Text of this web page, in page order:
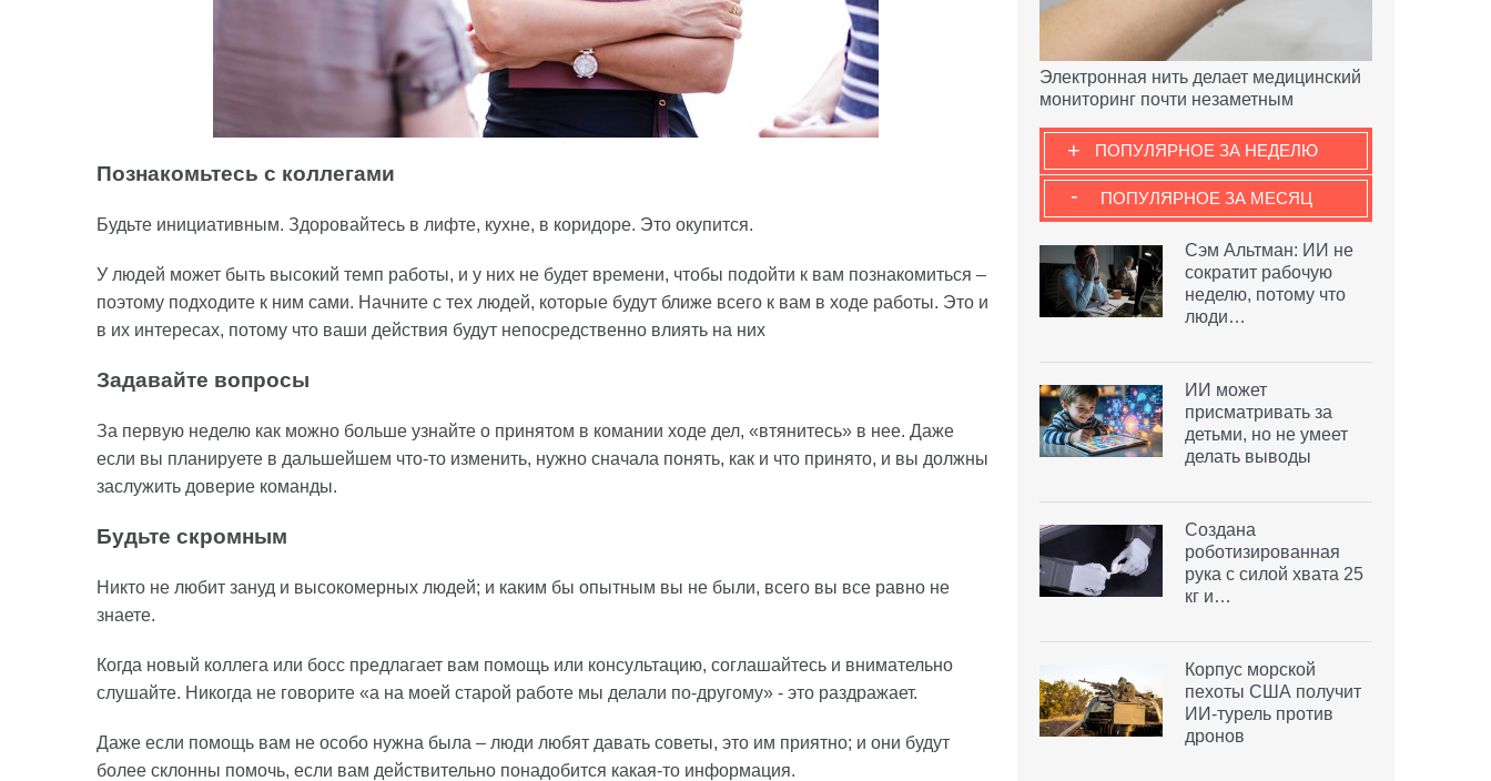
Познакомьтесь с коллегами
Будьте инициативным. Здоровайтесь в лифте, кухне, в коридоре. Это окупится.
У людей может быть высокий темп работы, и у них не будет времени, чтобы подойти к вам познакомиться –
поэтому подходите к ним сами. Начните с тех людей, которые будут ближе всего к вам в ходе работы. Это и
в их интересах, потому что ваши действия будут непосредственно влиять на них
Задавайте вопросы
За первую неделю как можно больше узнайте о принятом в комании ходе дел, «втянитесь» в нее. Даже
если вы планируете в дальшейшем что-то изменить, нужно сначала понять, как и что принято, и вы должны
заслужить доверие команды.
Будьте скромным
Никто не любит зануд и высокомерных людей; и каким бы опытным вы не были, всего вы все равно не
знаете.
Когда новый коллега или босс предлагает вам помощь или консультацию, соглашайтесь и внимательно
слушайте. Никогда не говорите «а на моей старой работе мы делали по-другому» - это раздражает.
Даже если помощь вам не особо нужна была – люди любят давать советы, это им приятно; и они будут
более склонны помочь, если вам действительно понадобится какая-то информация.
Электронная нить делает медицинский
мониторинг почти незаметным
ПОПУЛЯРНОЕ ЗА НЕДЕЛЮ
+
ПОПУЛЯРНОЕ ЗА МЕСЯЦ
-
Сэм Альтман: ИИ не
сократит рабочую
неделю, потому что
люди…
ИИ может
присматривать за
детьми, но не умеет
делать выводы
Создана
роботизированная
рука с силой хвата 25
кг и…
Корпус морской
пехоты США получит
ИИ-турель против
дронов